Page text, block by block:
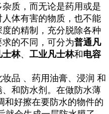
质，而无论是药用或是
体有害的物质，也不能
的精制，充分脱除各种
的不同，可分为普通凡
士林、 工业凡士林和电容
品 、药用油膏、浸润 和
和防水剂。在做防水薄
和好擦在要防水的物件的